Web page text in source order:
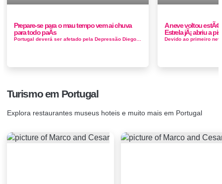
Prepare-se para o mau tempo vem ai chuva
para todo paÃ­s
A neve voltou
Estrela jÃ¡ abriu a
Turismo em Portugal
Explora restaurantes museus hoteis e muito mais em Portugal